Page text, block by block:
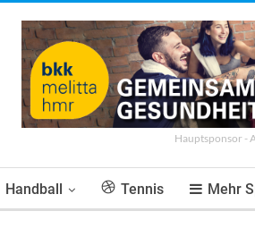
Hauptsponsor -
Handball Tennis Mehr